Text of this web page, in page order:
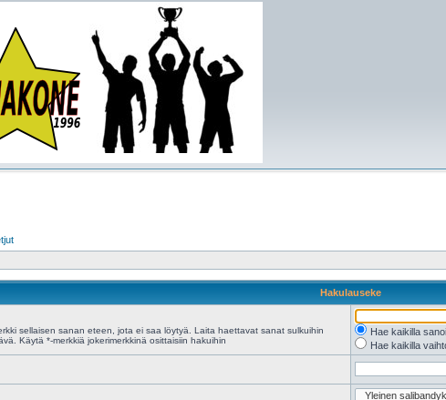
Hakulauseke
sellaisen sanan eteen, jota ei saa löytyä. Laita haettavat sanat sulkuihin
Käytä *-merkkiä jokerimerkkinä osittaisiin hakuihin
Hae kaikilla
Hae kaikilla